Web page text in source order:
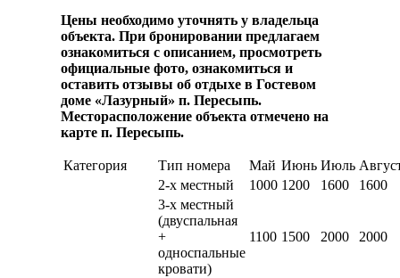
Цены необходимо уточнять у владельца
объекта. При бронировании предлагаем
ознакомиться с описанием, просмотреть
официальные фото, ознакомиться и
оставить отзывы об отдыхе в Гостевом
доме «Лазурный» п. Пересыпь.
Месторасположение объекта отмечено на
карте п. Пересыпь.
Категория Тип номера Май Июнь Июль
2-х местный 1000 1200 1600
1600
3-х местный
(двуспальная
+
односпальные
кровати)
1100 1500 2000 2000